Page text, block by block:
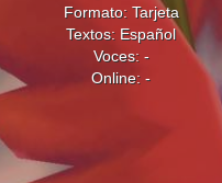
Formato: Tarjeta
Textos: Español
Voces: -
Online: -